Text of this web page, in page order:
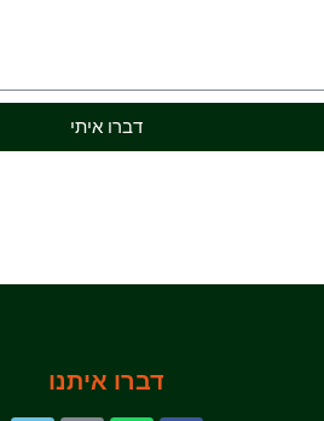
דברו איתי
דברו איתנו